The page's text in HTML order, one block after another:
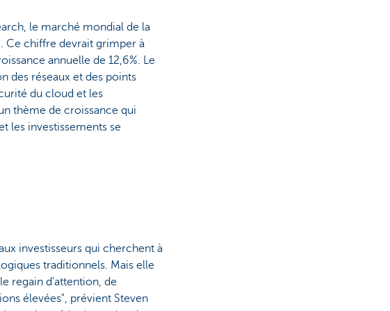
le marché mondial de la
Ce chiffre devrait grimper à
annuelle de 12,6%. Le
des réseaux et des points
du cloud et les
thème de croissance qui
les investissements se
investisseurs qui cherchent à
traditionnels. Mais elle
regain d'attention, de
élevées", prévient Steven